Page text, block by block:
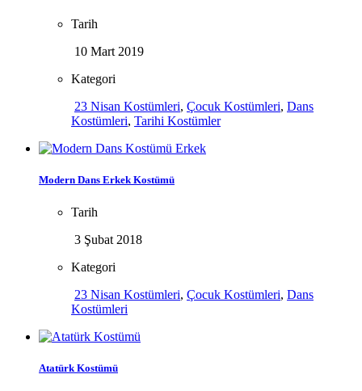
Tarih
10 Mart 2019
Kategori
23 Nisan Kostümleri, Çocuk Kostümleri, Dans
Kostümleri, Tarihi Kostümler
Modern Dans Erkek Kostümü
Tarih
3 Şubat 2018
Kategori
23 Nisan Kostümleri, Çocuk Kostümleri, Dans
Kostümleri
Atatürk Kostümü